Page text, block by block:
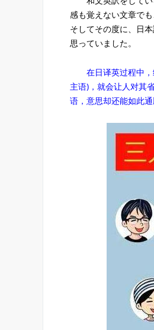
感も覚えない文章で
そしてその度に、日
思っていました。
在日译英过程中，
主语)，就会让人对其
语，意思却还能如此